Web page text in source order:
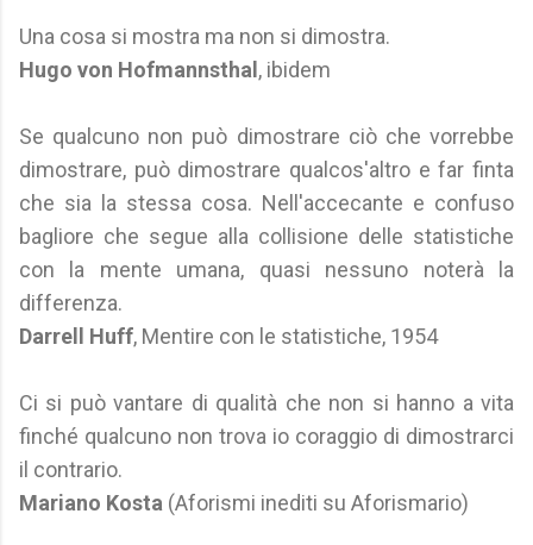
Una cosa si mostra ma non si dimostra.
Hugo von Hofmannsthal , ibidem
Se qualcuno non può dimostrare ciò che vorrebbe
dimostrare, può dimostrare qualcos'altro e far finta
che sia la stessa cosa. Nell'accecante e confuso
bagliore che segue alla collisione delle statistiche
con la mente umana, quasi nessuno noterà la
differenza.
Darrell Huff, Mentire con le statistiche, 1954
Ci si può vantare di qualità che non si hanno a vita
finché qualcuno non trova io coraggio di dimostrarci
il contrario.
Mariano Kosta (Aforismi inediti su Aforismario)